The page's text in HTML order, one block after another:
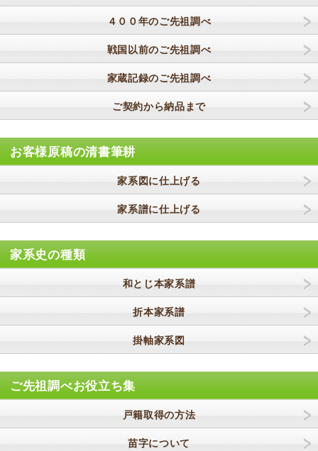
４００年のご先祖調べ
戦国以前のご先祖調べ
家蔵記録のご先祖調べ
ご契約から納品まで
お客様原稿の清書筆耕
家系図に仕上げる
家系譜に仕上げる
家系史の種類
和とじ本家系譜
折本家系譜
掛軸家系図
ご先祖調べお役立ち集
戸籍取得の方法
苗字について